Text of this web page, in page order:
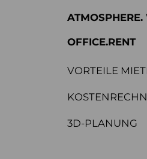
OFFICE.RENT
VORTEILE
3D-PLANUNG